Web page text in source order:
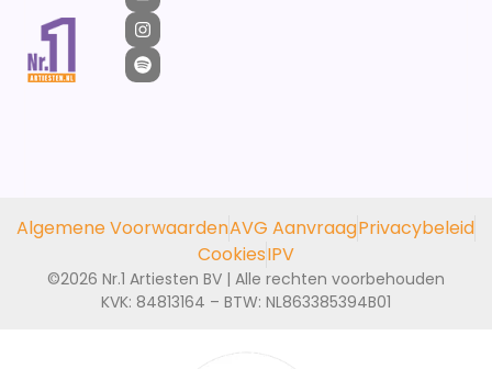
Algemene VoorwaardenAVG AanvraagPrivacybeleid
CookiesIPV
©2026 Nr.1 Artiesten BV | Alle rechten voorbehouden
KVK: 84813164 – BTW: NL863385394B01